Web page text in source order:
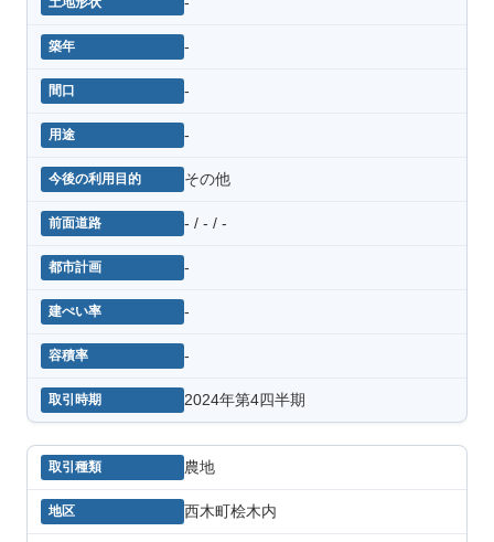
-
-
-
その他
- / - / -
-
-
-
2024年第4四半期
農地
西木町桧木内